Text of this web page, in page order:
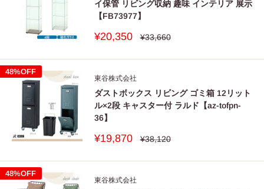
イ保管 リビング収納 趣味 インテリア 展示
【FB73977】
販
価
¥20,350
通
格
¥33,660
48%OFF
東谷株式会社
ダストボックス リビング ゴミ箱 12リット
ル×2段 キャスター付 ラルド【az-tofpn-
36】
販
価
¥19,870
通
格
¥38,120
48%OFF
東谷株式会社